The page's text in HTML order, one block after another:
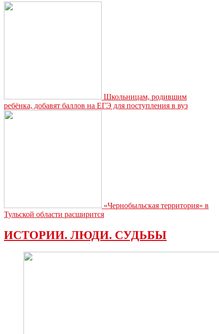
Школьницам, родившим
ребёнка, добавят баллов на ЕГЭ для поступления в вуз
«Чернобыльская территория» в
Тульской области расширится
ИСТОРИИ. ЛЮДИ. СУДЬБЫ